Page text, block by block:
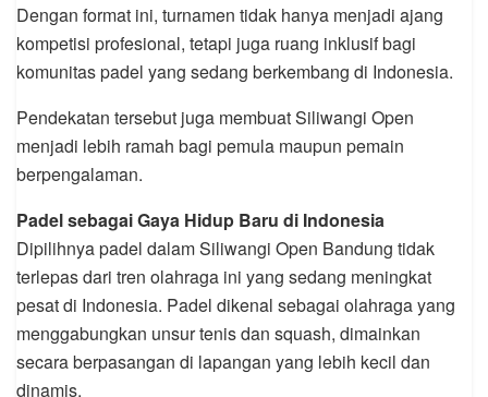
Dengan format ini, turnamen tidak hanya menjadi ajang
kompetisi profesional, tetapi juga ruang inklusif bagi
komunitas padel yang sedang berkembang di Indonesia.
Pendekatan tersebut juga membuat Siliwangi Open
menjadi lebih ramah bagi pemula maupun pemain
berpengalaman.
Padel sebagai Gaya Hidup Baru di Indonesia
Dipilihnya padel dalam Siliwangi Open Bandung tidak
terlepas dari tren olahraga ini yang sedang meningkat
pesat di Indonesia. Padel dikenal sebagai olahraga yang
menggabungkan unsur tenis dan squash, dimainkan
secara berpasangan di lapangan yang lebih kecil dan
dinamis.